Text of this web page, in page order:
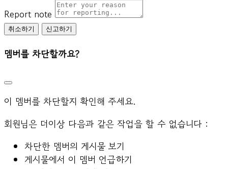
Report note
신고하기
멤버를 차단할까요?
이 멤버를 차단할지 확인해 주세요.
회원님은 더이상 다음과 같은 작업을 할 수 없습니다 :
차단한 멤버의 게시물 보기
게시물에서 이 멤버 언급하기